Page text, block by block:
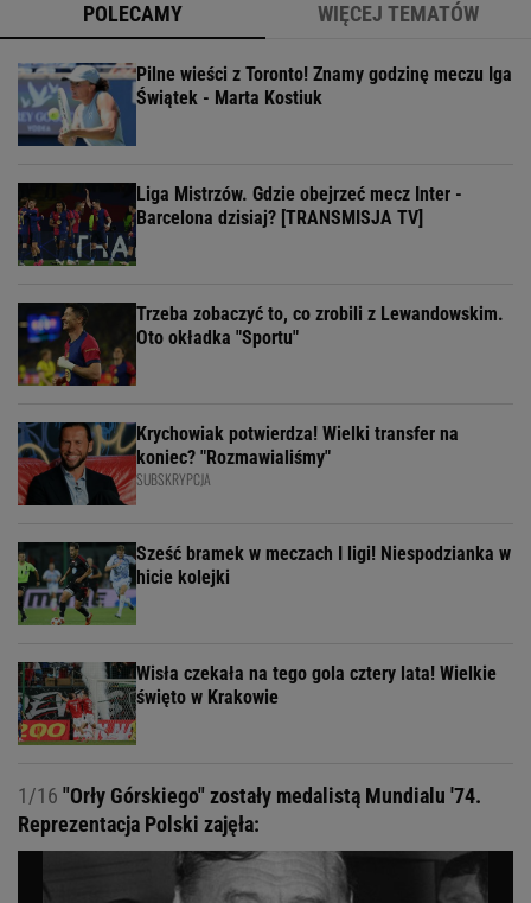
POLECAMY WIĘCEJ TEMATÓW
Pilne wieści z Toronto! Znamy godzinę meczu Iga
Świątek - Marta Kostiuk
Liga Mistrzów. Gdzie obejrzeć mecz Inter -
Barcelona dzisiaj? [TRANSMISJA TV]
Trzeba zobaczyć to, co zrobili z Lewandowskim.
Oto okładka "Sportu"
Krychowiak potwierdza! Wielki transfer na
koniec? "Rozmawialiśmy"
SUBSKRYPCJA
Sześć bramek w meczach I ligi! Niespodzianka w
hicie kolejki
Wisła czekała na tego gola cztery lata! Wielkie
święto w Krakowie
1/16 "Orły Górskiego" zostały medalistą Mundialu '74.
Reprezentacja Polski zajęła: